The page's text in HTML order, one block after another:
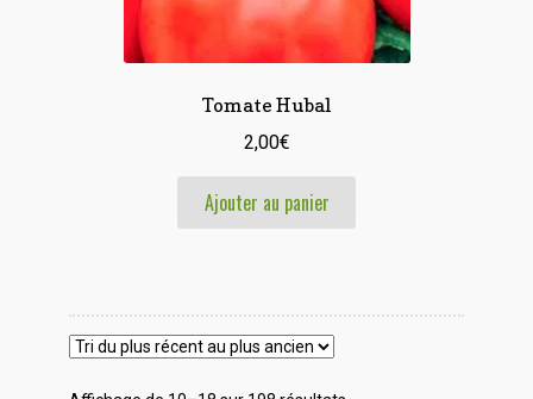
Tomate Hubal
2,00€
Ajouter au panier